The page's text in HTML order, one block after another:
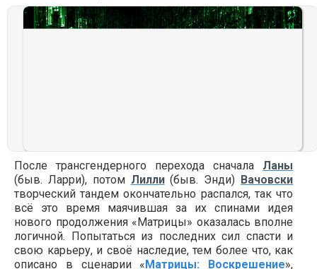
После трансгендерного перехода сначала Ланы
(быв. Ларри), потом Лилли(быв. Энди) Вачовски
творческий тандем окончательно распался, так что
всё это время маячившая за их спинами идея
нового продолжения «Матрицы» оказалась вполне
логичной. Попытаться из последних сил спасти и
свою карьеру, и своё наследие, тем более что, как
описано в сценарии «Матрицы: Воскрешение»,